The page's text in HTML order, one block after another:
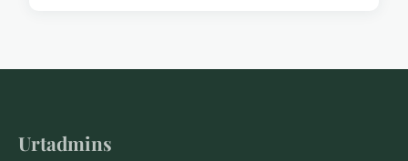
Urtadmins